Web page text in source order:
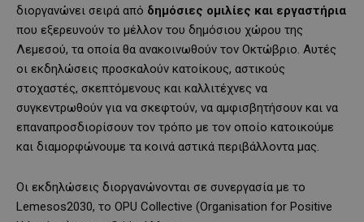
διοργανώνει σειρά από δημόσιες ομιλίες και εργαστήρια
που εξερευνούν το μέλλον του δημόσιου χώρου της
Λεμεσού, τα οποία θα ανακοινωθούν τον Οκτώβριο. Αυτές
οι εκδηλώσεις προσκαλούν κατοίκους, αστικούς
στοχαστές, σκεπτόμενους και καλλιτέχνες να
συγκεντρωθούν για να σκεφτούν, να αμφισβητήσουν και να
επαναπροσδιορίσουν τον τρόπο με τον οποίο κατοικούμε
και διαμορφώνουμε τα κοινά αστικά περιβάλλοντα μας.
Οι εκδηλώσεις διοργανώνονται σε συνεργασία με το
Lemesos2030, το OPU Collective (Organisation for Positive